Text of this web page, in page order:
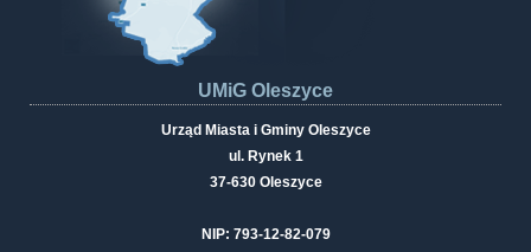
UMiG Oleszyce
Urząd Miasta i Gminy Oleszyce
ul. Rynek 1
37-630 Oleszyce
NIP: 793-12-82-079